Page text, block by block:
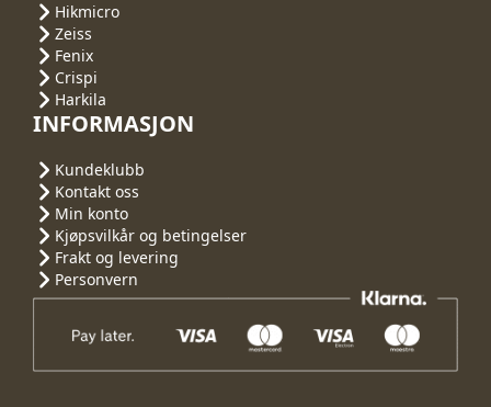
Hikmicro
Zeiss
Fenix
Crispi
Harkila
INFORMASJON
Kundeklubb
Kontakt oss
Min konto
Kjøpsvilkår og betingelser
Frakt og levering
Personvern